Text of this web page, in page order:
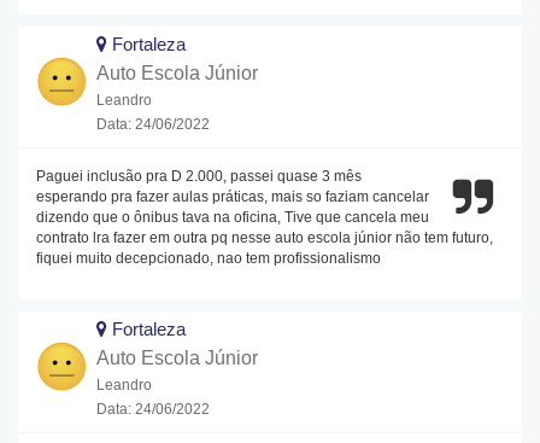
Fortaleza
Auto Escola Júnior
Leandro
Data: 24/06/2022
Paguei inclusão pra D 2.000, passei quase 3 mês
esperando pra fazer aulas práticas, mais so faziam cancelar
dizendo que o ônibus tava na oficina, Tive que cancela meu
contrato lra fazer em outra pq nesse auto escola júnior não tem futuro,
fiquei muito decepcionado, nao tem profissionalismo
Fortaleza
Auto Escola Júnior
Leandro
Data: 24/06/2022